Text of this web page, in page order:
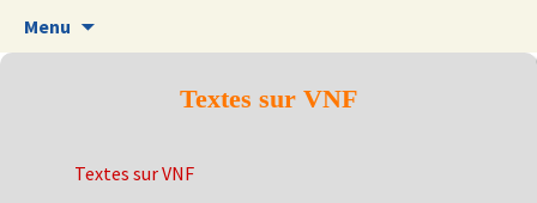
Menu
Textes sur VNF
Textes sur VNF